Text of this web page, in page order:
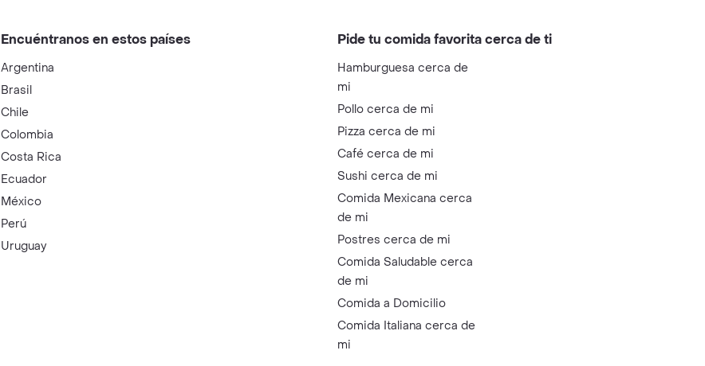
Encuéntranos en estos países
Argentina
Brasil
Chile
Colombia
Costa Rica
Ecuador
México
Perú
Uruguay
Pide tu comida favorita cerca de ti
Hamburguesa cerca de
mi
Pollo cerca de mi
Pizza cerca de mi
Café cerca de mi
Sushi cerca de mi
Comida Mexicana cerca
de mi
Postres cerca de mi
Comida Saludable cerca
de mi
Comida a Domicilio
Comida Italiana cerca de
mi